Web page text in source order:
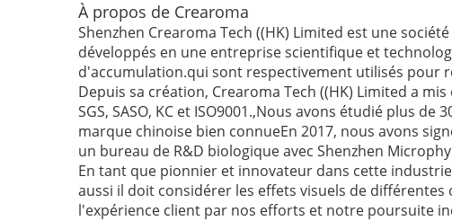
À propos de Crearoma
Shenzhen Crearoma Tech ((HK) Limited est une
développés en une entreprise scientifique et
d'accumulation.qui sont respectivement utilisés pour
Depuis sa création, Crearoma Tech ((HK) Limited a
SGS, SASO, KC et ISO9001.,Nous avons étudié plus
marque chinoise bien connueEn 2017, nous avons
un bureau de R&D biologique avec Shenzhen
En tant que pionnier et innovateur dans cette
aussi il doit considérer les effets visuels de
l'expérience client par nos efforts et notre poursuite